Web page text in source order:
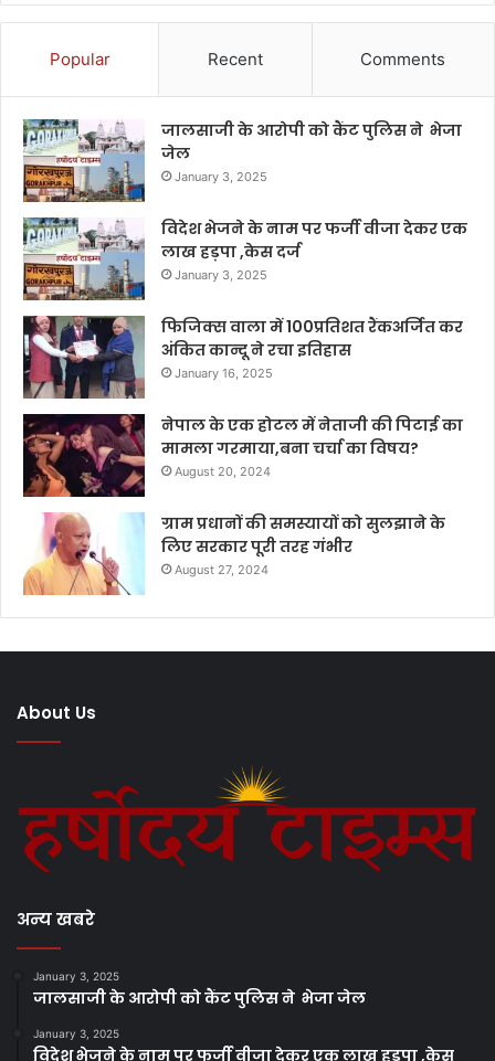
Popular Recent Comments
जालसाजी के आरोपी को कैंट पुलिस ने भेजा
जेल
January 3, 2025
विदेश भेजने के नाम पर फर्जी वीजा देकर एक
लाख हड़पा ,केस दर्ज
January 3, 2025
फिजिक्स वाला में 100प्रतिशत रैंकअर्जित कर
अंकित कान्दू ने रचा इतिहास
January 16, 2025
नेपाल के एक होटल में नेताजी की पिटाई का
मामला गरमाया,बना चर्चा का विषय?
August 20, 2024
ग्राम प्रधानों की समस्यायों को सुलझाने के
लिए सरकार पूरी तरह गंभीर
August 27, 2024
About Us
अन्य खबरे
January 3, 2025
जालसाजी के आरोपी को कैंट पुलिस ने भेजा जेल
January 3, 2025
विदेश भेजने के नाम पर फर्जी वीजा देकर एक लाख हड़पा ,केस